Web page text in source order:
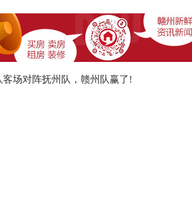
场对阵抚州队，赣州队赢了!